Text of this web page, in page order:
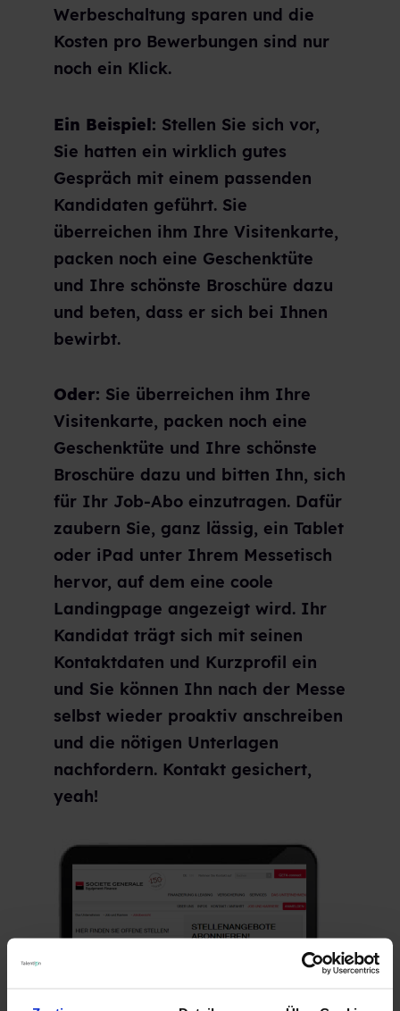
Werbeschaltung sparen und die
Kosten pro Bewerbungen sind nur
noch ein Klick.
Ein Beispiel: Stellen Sie sich vor,
Sie hatten ein wirklich gutes
Gespräch mit einem passenden
Kandidaten geführt. Sie
überreichen ihm Ihre Visitenkarte,
packen noch eine Geschenktüte
und Ihre schönste Broschüre dazu
und beten, dass er sich bei Ihnen
bewirbt.
Oder: Sie überreichen ihm Ihre
Visitenkarte, packen noch eine
Geschenktüte und Ihre schönste
Broschüre dazu und bitten Ihn, sich
für Ihr Job-Abo einzutragen. Dafür
zaubern Sie, ganz lässig, ein Tablet
oder iPad unter Ihrem Messetisch
hervor, auf dem eine coole
Landingpage angezeigt wird. Ihr
Kandidat trägt sich mit seinen
Kontaktdaten und Kurzprofil ein
und Sie können Ihn nach der Messe
selbst wieder proaktiv anschreiben
und die nötigen Unterlagen
nachfordern. Kontakt gesichert,
yeah!